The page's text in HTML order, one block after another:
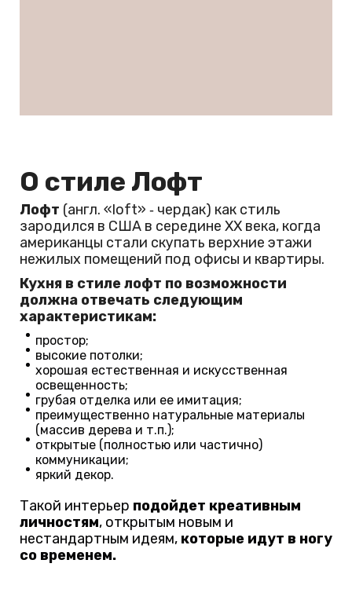
О стиле Лофт
Лофт (англ. «loft» ‑ чердак) как стиль
зародился в США в середине XX века, когда
американцы стали скупать верхние этажи
нежилых помещений под офисы и квартиры.
Кухня в стиле лофт по возможности
должна отвечать следующим
характеристикам:
простор;
высокие потолки;
хорошая естественная и искусственная
освещенность;
грубая отделка или ее имитация;
преимущественно натуральные материалы
(массив дерева и т.п.);
открытые (полностью или частично)
коммуникации;
яркий декор.
Такой интерьер подойдет креативным
личностям, открытым новым и
нестандартным идеям, которые идут в ногу
со временем.